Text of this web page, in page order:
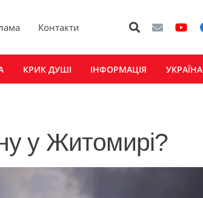
Контакти
КРИК ДУШІ ІНФОРМАЦІЯ УКРАЇНА
у Житомирі?